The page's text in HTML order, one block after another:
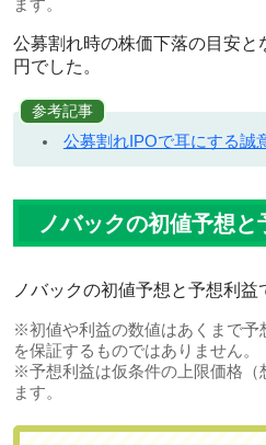
ます。
公募割れ時の株価下落の目安
円でした。
参考記事
公募割れIPOで耳にする誠
ノバックの初値予想と
ノバックの初値予想と予想利益
※初値や利益の数値はあくまで予
を保証するものではありません。
※予想利益は仮条件の上限価格（
ます。